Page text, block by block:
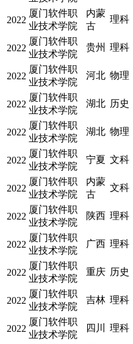
2022
厦门软件职
业技术学院
内蒙
古
理科
2022
厦门软件职
业技术学院
贵州 理科
2022
厦门软件职
业技术学院
河北 物理
2022
厦门软件职
业技术学院
湖北 历史
2022
厦门软件职
业技术学院
湖北 物理
2022
厦门软件职
业技术学院
宁夏 文科
2022
厦门软件职
业技术学院
内蒙
古
文科
2022
厦门软件职
业技术学院
陕西 理科
2022
厦门软件职
业技术学院
广西 理科
2022
厦门软件职
业技术学院
重庆 历史
2022
厦门软件职
业技术学院
吉林 理科
2022
厦门软件职
业技术学院
四川 理科